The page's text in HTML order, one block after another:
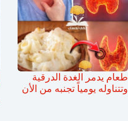
طعام يدمر الغدة الدرقية
وتتناوله يومياً تجنبه من الأن